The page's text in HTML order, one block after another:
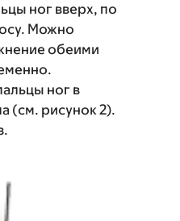
ног вверх, по
Можно
обеими
ног в
(см. рисунок 2).